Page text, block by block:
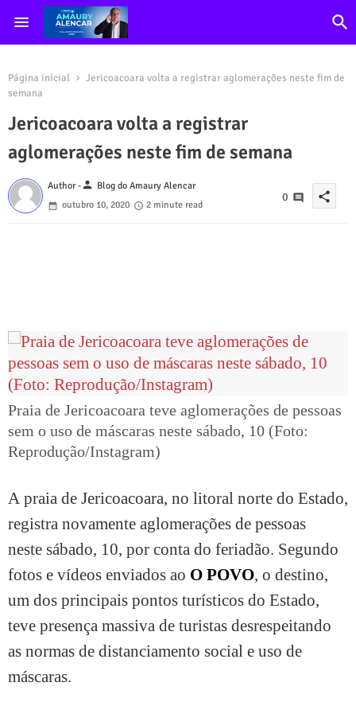
Página inicial
Jericoacoara volta a registrar aglomerações neste fim de
semana
Jericoacoara volta a registrar
aglomerações neste fim de semana
Author -person Blog do Amaury Alencar
outubro 10, 2020
2 minute read
0 share
Praia de Jericoacoara teve aglomerações de pessoas
sem o uso de máscaras neste sábado, 10 (Foto:
Reprodução/Instagram)
A praia de Jericoacoara, no litoral norte do Estado,
registra novamente aglomerações de pessoas
neste sábado, 10, por conta do feriadão. Segundo
fotos e vídeos enviados ao O POVO, o destino,
um dos principais pontos turísticos do Estado,
teve presença massiva de turistas desrespeitando
as normas de distanciamento social e uso de
máscaras.